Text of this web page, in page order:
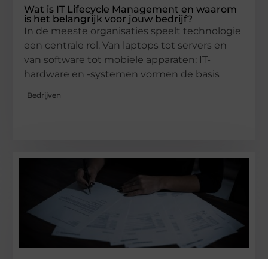
Wat is IT Lifecycle Management en waarom
is het belangrijk voor jouw bedrijf?
In de meeste organisaties speelt technologie
een centrale rol. Van laptops tot servers en
van software tot mobiele apparaten: IT-
hardware en -systemen vormen de basis
Bedrijven